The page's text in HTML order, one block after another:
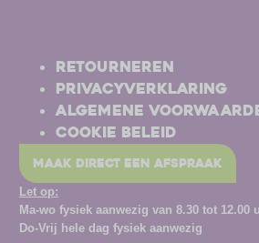
Retourneren
Privacyverklaring
Algemene
Cookie beleid
maak direct een afspraak
Let op:
Ma-wo fysiek aanwezig van 8.30 tot 12.00
Do-Vrij hele dag fysiek aanwezig